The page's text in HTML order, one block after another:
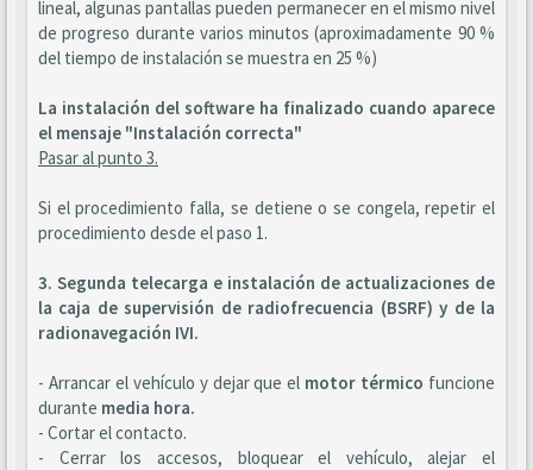
lineal, algunas pantallas pueden permanecer en el mismo nivel
de progreso durante varios minutos (aproximadamente 90 %
del tiempo de instalación se muestra en 25 %)
La instalación del software ha finalizado cuando aparece
el mensaje "Instalación correcta"
Pasar al punto 3.
Si el procedimiento falla, se detiene o se congela, repetir el
procedimiento desde el paso 1.
3. Segunda telecarga e instalación de actualizaciones de
la caja de supervisión de radiofrecuencia (BSRF) y de la
radionavegación IVI.
- Arrancar el vehículo y dejar que el motor térmico funcione
durante media hora.
- Cortar el contacto.
- Cerrar los accesos, bloquear el vehículo, alejar el